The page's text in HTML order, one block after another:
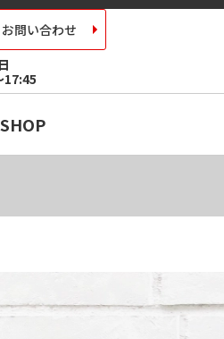
お問い合わせ
17:45
SHOP